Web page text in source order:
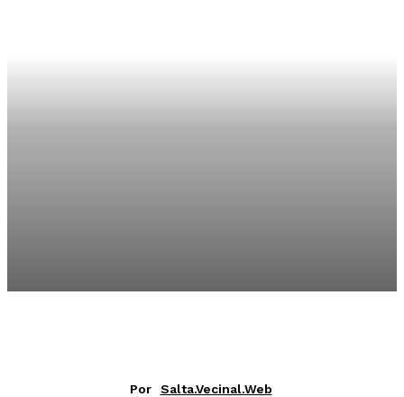
Por Salta.vecinal.web